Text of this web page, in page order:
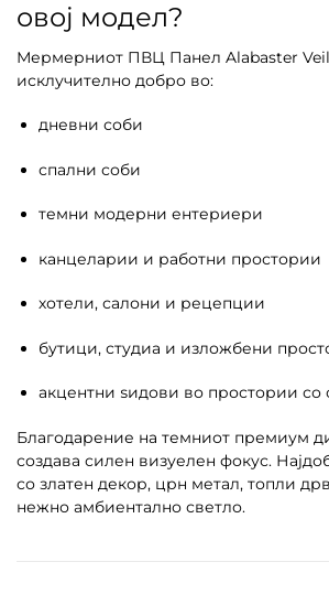
овој модел?
Мермерниот ПВЦ Панел Alabaster Veil
исклучително добро во:
дневни соби
спални соби
темни модерни ентериери
канцеларии и работни простории
хотели, салони и рецепции
бутици, студиа и изложбени
акцентни ѕидови во простории
Благодарение на темниот премиум
создава силен визуелен фокус.
со златен декор, црн метал, топли
нежно амбиентално светло.